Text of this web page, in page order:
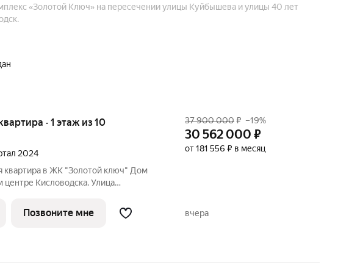
«Золотой Ключ» на пересечении улицы Куйбышева и улицы 40 лет
· 1 этаж из 10
2024
квартира в ЖК "Золотой ключ" Дом
центре Кисловодска. Улица
планировкой,
37 900 000₽ –19%
30 562 000 ₽
от 181 556 ₽ в месяц
Позвоните мне вчера